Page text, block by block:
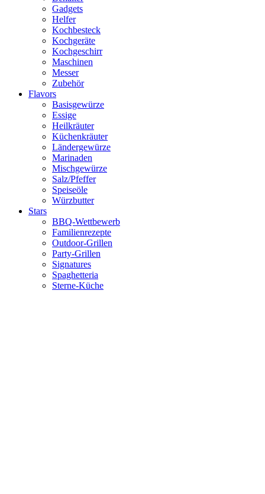
Gadgets
Helfer
Kochbesteck
Kochgeräte
Kochgeschirr
Maschinen
Messer
Zubehör
Flavors
Basisgewürze
Essige
Heilkräuter
Küchenkräuter
Ländergewürze
Marinaden
Mischgewürze
Salz/Pfeffer
Speiseöle
Würzbutter
Stars
BBQ-Wettbewerb
Familienrezepte
Outdoor-Grillen
Party-Grillen
Signatures
Spaghetteria
Sterne-Küche